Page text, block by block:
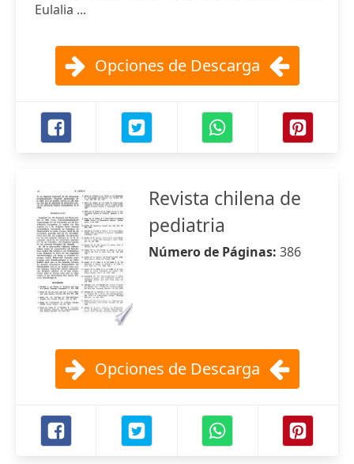
Eulalia ...
Opciones de Descarga
Revista chilena de
pediatria
Número de Páginas: 386
Opciones de Descarga